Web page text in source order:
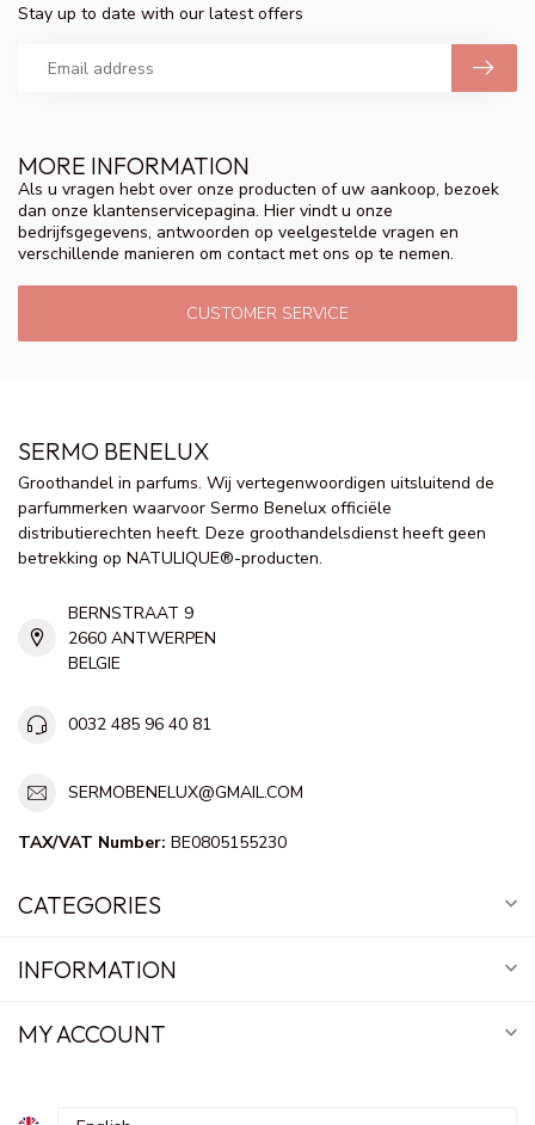
MORE INFORMATION
Als u vragen hebt over onze producten of uw aankoop, bezoek
dan onze klantenservicepagina. Hier vindt u onze
bedrijfsgegevens, antwoorden op veelgestelde vragen en
verschillende manieren om contact met ons op te nemen.
CUSTOMER SERVICE
Stay up to date with our latest offers
SERMO BENELUX
Groothandel in parfums. Wij vertegenwoordigen uitsluitend de
parfummerken waarvoor Sermo Benelux officiële
distributierechten heeft. Deze groothandelsdienst heeft geen
betrekking op NATULIQUE®-producten.
BERNSTRAAT 9
2660 ANTWERPEN
BELGIE
0032 485 96 40 81
SERMOBENELUX@GMAIL.COM
TAX/VAT Number: BE0805155230
CATEGORIES
INFORMATION
MY ACCOUNT